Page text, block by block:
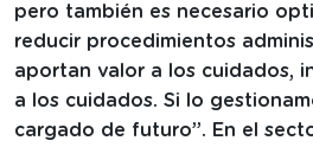
pero también es necesario
reducir procedimientos
aportan valor a los cuidados,
a los cuidados. Si lo
cargado de futuro”. En el